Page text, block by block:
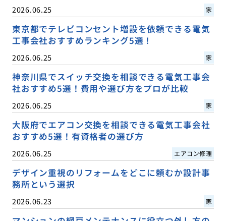
2026.06.25 家
東京都でテレビコンセント増設を依頼できる電気
工事会社おすすめランキング5選！
2026.06.25 家
神奈川県でスイッチ交換を相談できる電気工事会
社おすすめ5選！費用や選び方をプロが比較
2026.06.25 家
大阪府でエアコン交換を相談できる電気工事会社
おすすめ5選！有資格者の選び方
2026.06.25 エアコン修理
デザイン重視のリフォームをどこに頼むか設計事
務所という選択
2026.06.23 家